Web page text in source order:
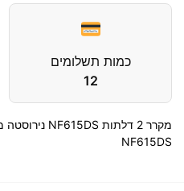
כמות תשלומים
12
NF615DS